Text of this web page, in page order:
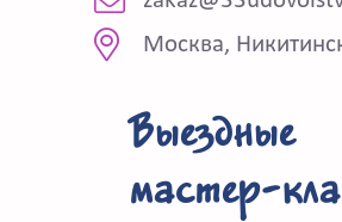
Москва,
Выездные
мастер-